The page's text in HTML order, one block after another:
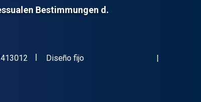
Bestimmungen d.
"ISBN-13 9783112413012"
Formato
Diseño fijo